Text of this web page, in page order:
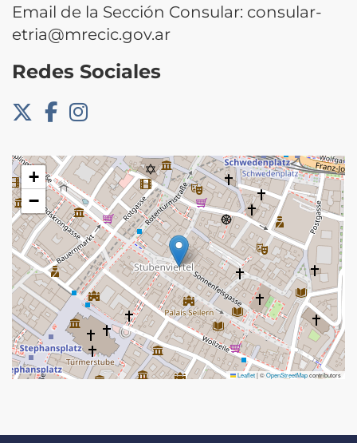
Email de la Sección Consular: consular-
etria@mrecic.gov.ar
Redes Sociales
+
−
Leaflet|©OpenStreetMapcontributors